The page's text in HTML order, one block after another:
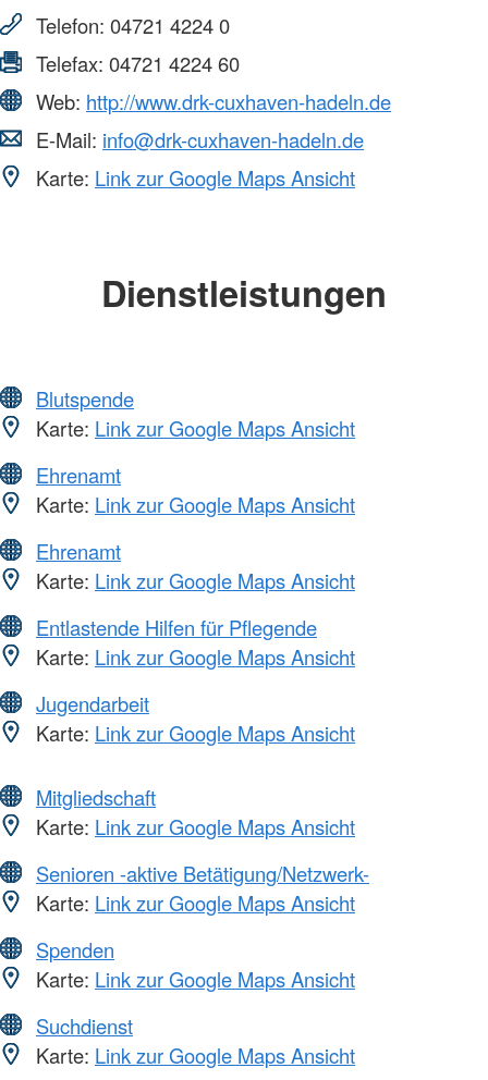
Telefon: 04721 4224 0
Telefax: 04721 4224 60
Web: http://www.drk-cuxhaven-hadeln.de
E-Mail: info@drk-cuxhaven-hadeln.de
Karte: Link zur Google Maps Ansicht
Dienstleistungen
Blutspende
Karte: Link zur Google Maps Ansicht
Ehrenamt
Karte: Link zur Google Maps Ansicht
Ehrenamt
Karte: Link zur Google Maps Ansicht
Entlastende Hilfen für Pflegende
Karte: Link zur Google Maps Ansicht
Jugendarbeit
Karte: Link zur Google Maps Ansicht
Mitgliedschaft
Karte: Link zur Google Maps Ansicht
Senioren -aktive Betätigung/Netzwerk-
Karte: Link zur Google Maps Ansicht
Spenden
Karte: Link zur Google Maps Ansicht
Suchdienst
Karte: Link zur Google Maps Ansicht